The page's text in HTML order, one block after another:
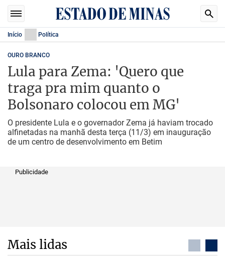
Início Política
OURO BRANCO
Lula para Zema: 'Quero que
traga pra mim quanto o
Bolsonaro colocou em MG'
O presidente Lula e o governador Zema já haviam trocado
alfinetadas na manhã desta terça (11/3) em inauguração
de um centro de desenvolvimento em Betim
Publicidade
Mais lidas